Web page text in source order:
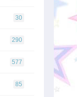
30
290
577
85